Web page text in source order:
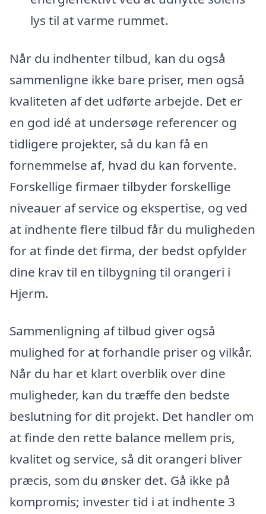
lys til at varme rummet.
Når du indhenter tilbud, kan du også
sammenligne ikke bare priser, men også
kvaliteten af det udførte arbejde. Det er
en god idé at undersøge referencer og
tidligere projekter, så du kan få en
fornemmelse af, hvad du kan forvente.
Forskellige firmaer tilbyder forskellige
niveauer af service og ekspertise, og ved
at indhente flere tilbud får du muligheden
for at finde det firma, der bedst opfylder
dine krav til en tilbygning til orangeri i
Hjerm.
Sammenligning af tilbud giver også
mulighed for at forhandle priser og vilkår.
Når du har et klart overblik over dine
muligheder, kan du træffe den bedste
beslutning for dit projekt. Det handler om
at finde den rette balance mellem pris,
kvalitet og service, så dit orangeri bliver
præcis, som du ønsker det. Gå ikke på
kompromis; invester tid i at indhente 3